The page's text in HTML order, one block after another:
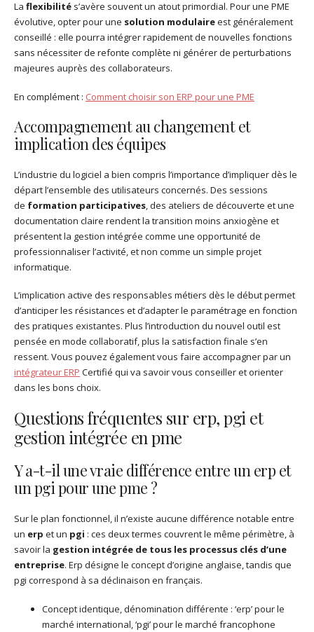
La flexibilité s’avère souvent un atout primordial. Pour une PME
évolutive, opter pour une solution modulaireest généralement
conseillé : elle pourra intégrer rapidement de nouvelles fonctions
sans nécessiter de refonte complète ni générer de perturbations
majeures auprès des collaborateurs.
En complément : Comment choisir son ERP pour une PME
Accompagnement au changement et
implication des équipes
L’industrie du logiciel a bien compris l’importance d’impliquer dès le
départ l’ensemble des utilisateurs concernés. Des sessions
de formation participatives, des ateliers de découverte et une
documentation claire rendent la transition moins anxiogène et
présentent la gestion intégrée comme une opportunité de
professionnaliser l’activité, et non comme un simple projet
informatique.
L’implication active des responsables métiers dès le début permet
d’anticiper les résistances et d’adapter le paramétrage en fonction
des pratiques existantes. Plus l’introduction du nouvel outil est
pensée en mode collaboratif, plus la satisfaction finale s’en
ressent. Vous pouvez également vous faire accompagner par un
intégrateur ERP Certifié qui va savoir vous conseiller et orienter
dans les bons choix.
Questions fréquentes sur erp, pgi et
gestion intégrée en pme
Y a-t-il une vraie différence entre un erp et
un pgi pour une pme ?
Sur le plan fonctionnel, il n’existe aucune différence notable entre
un erp et un pgi : ces deux termes couvrent le même périmètre, à
savoir la gestion intégrée de tous les processus clés d’une
entreprise. Erp désigne le concept d’origine anglaise, tandis que
pgi correspond à sa déclinaison en français.
Concept identique, dénomination différente : ‘erp’ pour le
marché international, ‘pgi’ pour le marché francophone